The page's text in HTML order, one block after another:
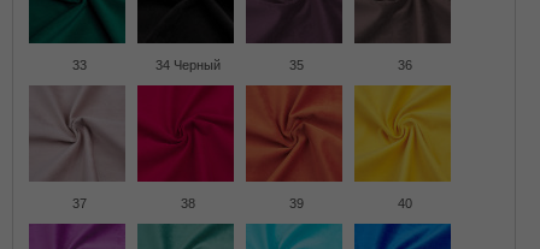
33 34 Черный 35 36
37 38 39 40